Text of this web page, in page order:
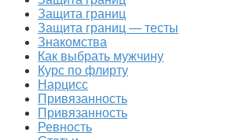
Защита границ
Защита границ — тесты
Знакомства
Как выбрать мужчину
Курс по флирту
Нарцисс
Привязанность
Привязанность
Ревность